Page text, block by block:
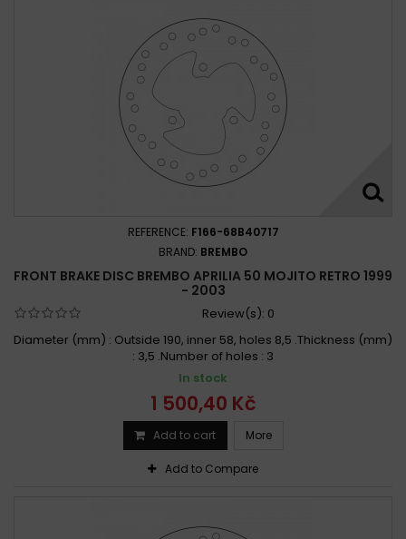
REFERENCE: F166-68B40717
BRAND: BREMBO
FRONT BRAKE DISC BREMBO APRILIA 50 MOJITO RETRO 1999
- 2003
Review(s): 0
Diameter (mm) : Outside 190, inner 58, holes 8,5 .Thickness (mm)
: 3,5 .Number of holes : 3
In stock
1 500,40 Kč
Add to cart More
Add to Compare